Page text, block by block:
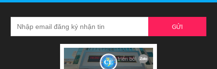
GỬI